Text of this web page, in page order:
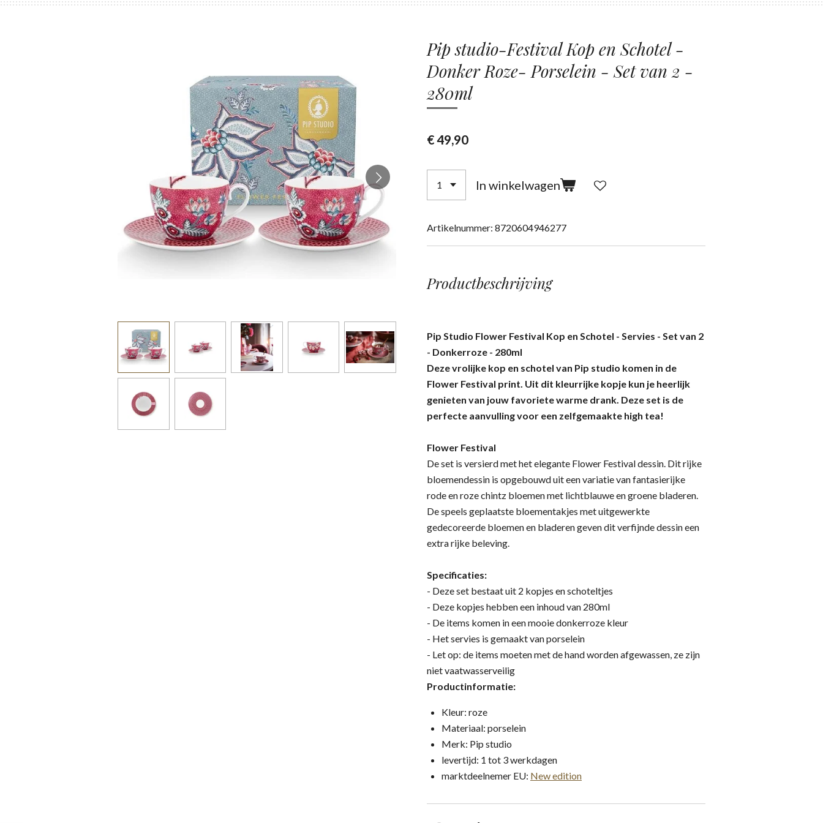
Pip studio-Festival Kop en Schotel -
Donker Roze- Porselein - Set van 2 -
280ml
€ 49,90
In winkelwagen
Artikelnummer: 8720604946277
Productbeschrijving
Pip Studio Flower Festival Kop en Schotel - Servies - Set van 2
- Donkerroze - 280ml
Deze vrolijke kop en schotel van Pip studio komen in de
Flower Festival print. Uit dit kleurrijke kopje kun je heerlijk
genieten van jouw favoriete warme drank. Deze set is de
perfecte aanvulling voor een zelfgemaakte high tea!
Flower Festival
De set is versierd met het elegante Flower Festival dessin. Dit rijke
bloemendessin is opgebouwd uit een variatie van fantasierijke
rode en roze chintz bloemen met lichtblauwe en groene bladeren.
De speels geplaatste bloementakjes met uitgewerkte
gedecoreerde bloemen en bladeren geven dit verfijnde dessin een
extra rijke beleving.
Specificaties:
- Deze set bestaat uit 2 kopjes en schoteltjes
- Deze kopjes hebben een inhoud van 280ml
- De items komen in een mooie donkerroze kleur
- Het servies is gemaakt van porselein
- Let op: de items moeten met de hand worden afgewassen, ze zijn
niet vaatwasserveilig
Productinformatie:
Kleur: roze
Materiaal: porselein
Merk: Pip studio
levertijd: 1 tot 3 werkdagen
marktdeelnemer EU: New edition